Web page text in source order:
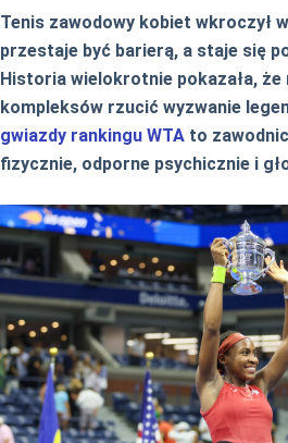
Tenis zawodowy kobiet wkroczył
przestaje być barierą, a staje się
Historia wielokrotnie pokazała,
kompleksów rzucić wyzwanie
gwiazdy rankingu WTA to
fizycznie, odporne psychicznie i